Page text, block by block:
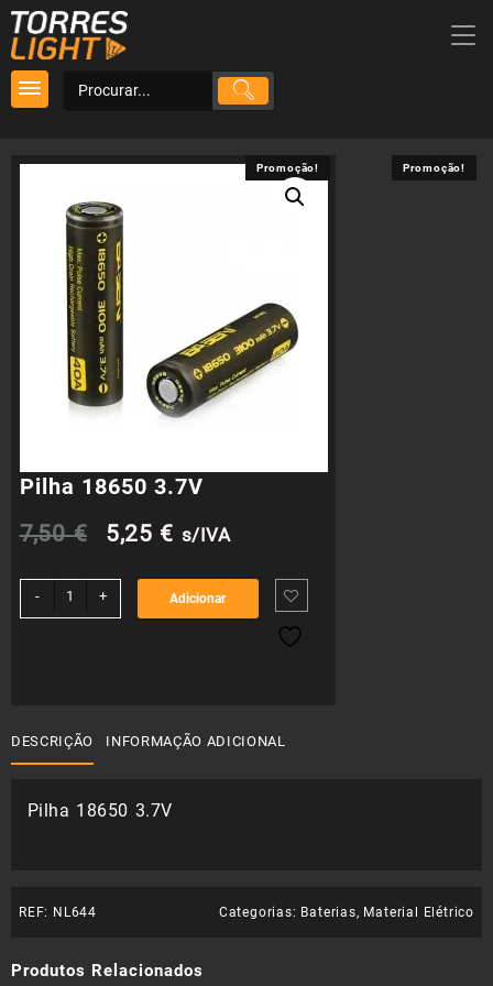
Skip
content
Promoção!
Pilha 18650 3.7V
7,50€
O
preço
original
5,25 €O
preço
atual
s/IVA
-
Quantidade
+ Adicionar
Promoção!
DESCRIÇÃO INFORMAÇÃO ADICIONAL
Pilha 18650 3.7V
REF: NL644 Categorias: Baterias, Material Elétrico
Produtos Relacionados